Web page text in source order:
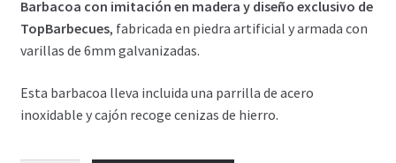
Barbacoa con imitación en madera y diseño exclusivo de
TopBarbecues, fabricada en piedra artificial y armada con
varillas de 6mm galvanizadas.
Esta barbacoa lleva incluida una parrilla de acero
inoxidable y cajón recoge cenizas de hierro.